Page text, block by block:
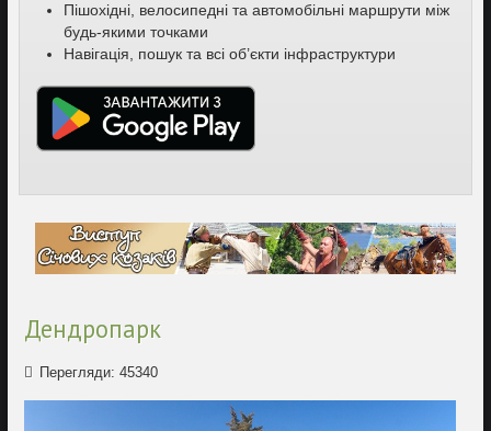
Пішохідні, велосипедні та автомобільні маршрути між
будь-якими точками
Навігація, пошук та всі об’єкти інфраструктури
Дендропарк
Перегляди: 45340